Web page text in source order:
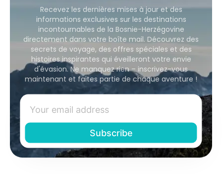
Recevez les dernières mises à jour et des
informations exclusives sur les destinations
incontournables de la Bosnie-Herzégovine
directement dans votre boîte mail. Découvrez des
secrets de voyage, des offres spéciales et des
histoires inspirantes qui éveilleront votre envie
d'évasion. Ne manquez rien – inscrivez-vous
maintenant et faites partie de chaque aventure !